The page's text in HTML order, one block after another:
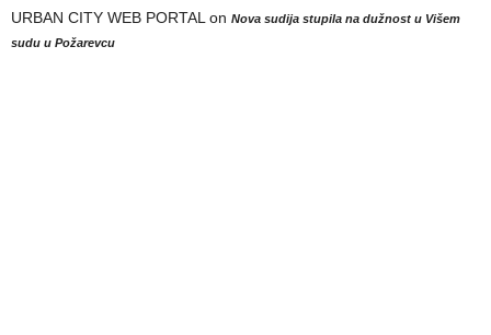
URBAN CITY WEB PORTAL on Nova sudija stupila na dužnost u Višem
sudu u Požarevcu